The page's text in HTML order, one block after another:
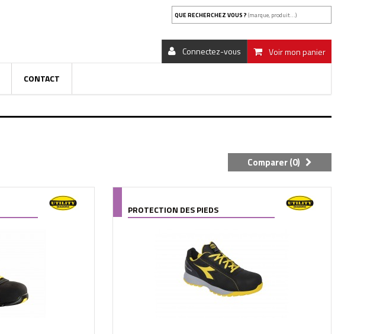
QUE RECHERCHEZ VOUS ? (marque, produit...)
Voir mon panier
Connectez-vous
CONTACT
Comparer (0)
PROTECTION DES PIEDS